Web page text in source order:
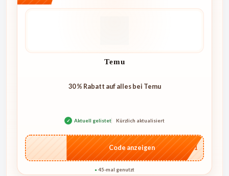
Temu
30 % Rabatt auf alles bei Temu
✓ Aktuell gelistet Kürzlich aktualisiert
…5101
Code anzeigen
● 45-mal genutzt